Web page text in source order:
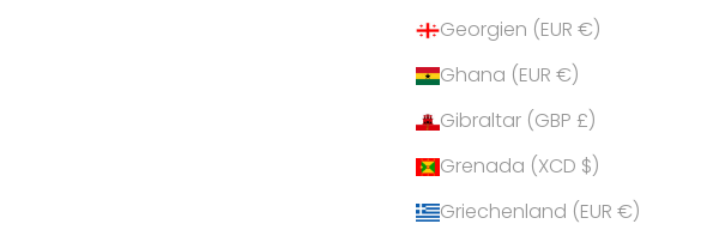
Georgien (EUR €)
Ghana (EUR €)
Gibraltar (GBP £)
Grenada (XCD $)
Griechenland (EUR €)